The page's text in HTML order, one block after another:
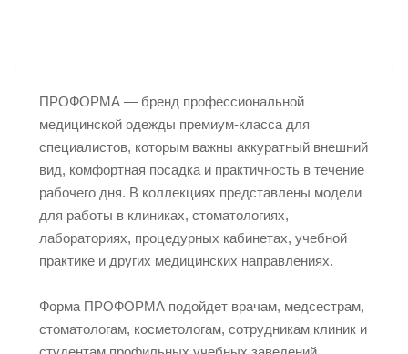
ПРОФОРМА — бренд профессиональной
медицинской одежды премиум-класса для
специалистов, которым важны аккуратный внешний
вид, комфортная посадка и практичность в течение
рабочего дня. В коллекциях представлены модели
для работы в клиниках, стоматологиях,
лабораториях, процедурных кабинетах, учебной
практике и других медицинских направлениях.
Форма ПРОФОРМА подойдет врачам, медсестрам,
стоматологам, косметологам, сотрудникам клиник и